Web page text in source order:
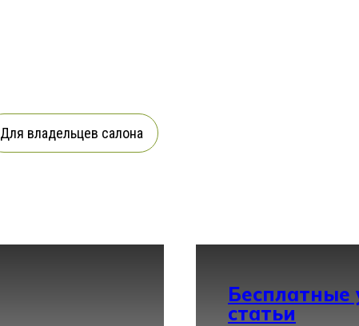
Для владельцев салона
Бесплатные
статьи